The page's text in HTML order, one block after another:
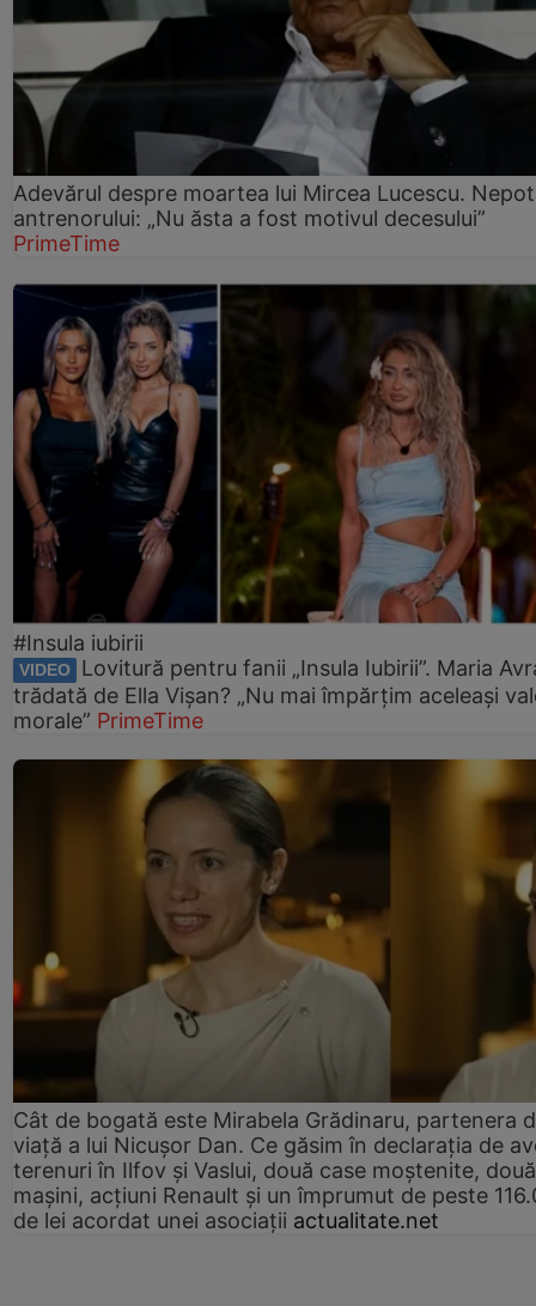
Adevărul despre moartea lui Mircea Lucescu.
antrenorului: „Nu ăsta a fost motivul decesului”
PrimeTime
#Insula iubirii
VIDEO
Lovitură pentru fanii „Insula Iubirii”. Maria
trădată de Ella Vișan? „Nu mai împărțim aceleași
morale” PrimeTime
Cât de bogată este Mirabela Grădinaru, partenera
viață a lui Nicușor Dan. Ce găsim în declarația de
terenuri în Ilfov și Vaslui, două case moștenite, două
mașini, acțiuni Renault și un împrumut de peste
de lei acordat unei asociații actualitate.net